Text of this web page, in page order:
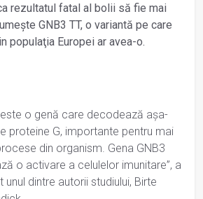
rezultatul fatal al bolii să fie mai
GNB3 TT, o variantă pe care
populaţia Europei ar avea-o.
este o genă care decodează aşa-
proteine G, importante pentru mai
din organism. Gena GNB3
o activare a celulelor imunitare”, a
unul dintre autorii studiului, Birte